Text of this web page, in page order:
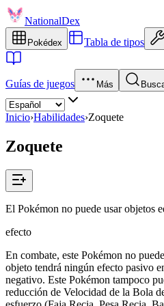
NationalDex
Pokédex Tabla de tipos
Guías de juegos Más
Inicio›Habilidades›Zoquete
Zoquete
El Pokémon no puede usar objetos
efecto
En combate, este Pokémon no
objeto tendrá ningún efecto pasivo
negativo. Este Pokémon tampoco
reducción de Velocidad de la Bola